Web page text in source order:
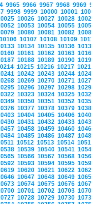
9965 9966 9967 9968 9969
9998 9999 10000 10001
10026 10027 10028
10053 10054 10055
10080 10081 10082
10106 10107 10108 10109
10134 10135 10136
10161 10162 10163
10188 10189 10190
10215 10216 10217
10242 10243 10244
10269 10270 10271
10296 10297 10298
10323 10324 10325
10350 10351 10352
10377 10378 10379
10404 10405 10406
10431 10432 10433
10458 10459 10460
10485 10486 10487
10512 10513 10514
10539 10540 10541
10566 10567 10568
10593 10594 10595
10620 10621 10622
10647 10648 10649
10674 10675 10676
10701 10702 10703
10728 10729 10730